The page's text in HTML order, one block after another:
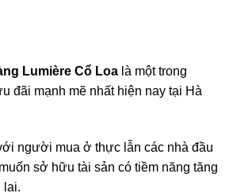
Lumière Cổ Loa là một trong
đãi mạnh mẽ nhất hiện nay tại Hà
người mua ở thực lẫn các nhà đầu
sở hữu tài sản có tiềm năng tăng
lai.